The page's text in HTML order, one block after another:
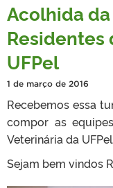
Acolhida
Residentes
UFPel
1 de março de 2016
Recebemos essa
compor as
Veterinária da
Sejam bem vindos